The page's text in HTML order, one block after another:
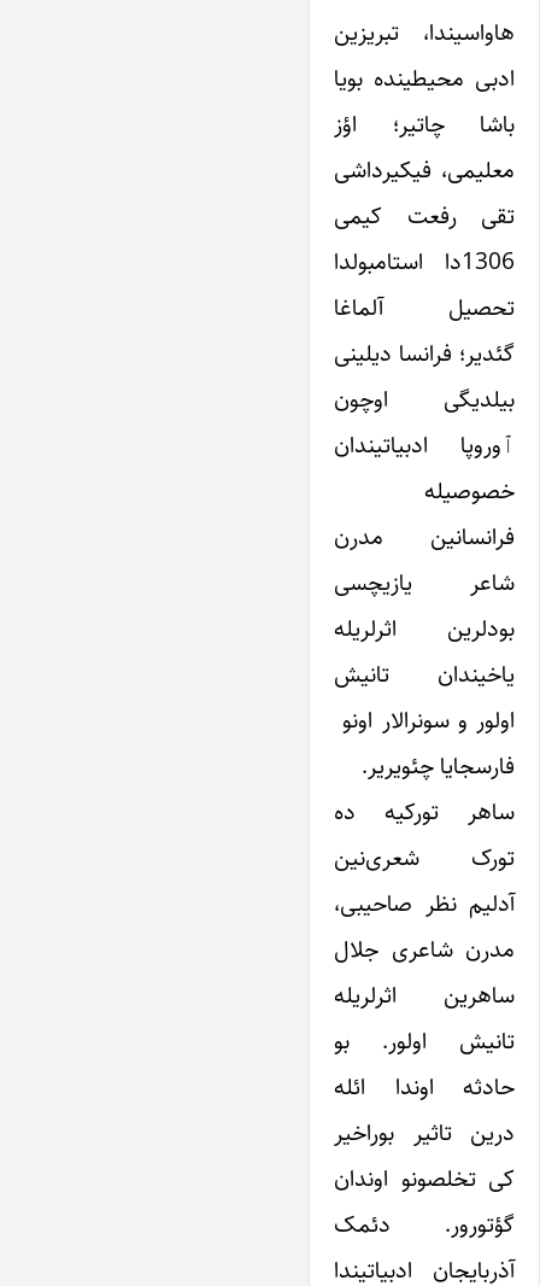
هاواسیندا، تبریزین
ادبی محیطینده بویا
باشا چاتیر؛ اؤز
معلیمی، فیکیرداشی
تقی رفعت کیمی
1306دا استامبولدا
تحصیل آلماغا
گئدیر؛ فرانسا دیلینی
بیلدیگی اوچون
ٱوروپا ادبیاتیندان
خصوصیله
فرانسانین مدرن
شاعر یازیچسی
بودلرین اثرلریله
یاخیندان تانیش
اولور و سونرالار اونو
فارسجایا چئویریر.
ساهر تورکیه ده
تورک شعری‌نین
آدلیم نظر صاحیبی،
مدرن شاعری جلال
ساهرین اثرلریله
تانیش اولور. بو
حادثه اوندا ائله
درین تاثیر بوراخیر
کی تخلصونو اوندان
گؤتورور. دئمک
آذربایجان ادبیاتیندا